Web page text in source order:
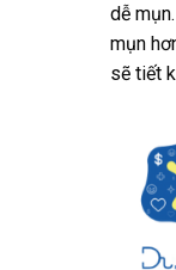
dễ
mụn
sẽ tiết